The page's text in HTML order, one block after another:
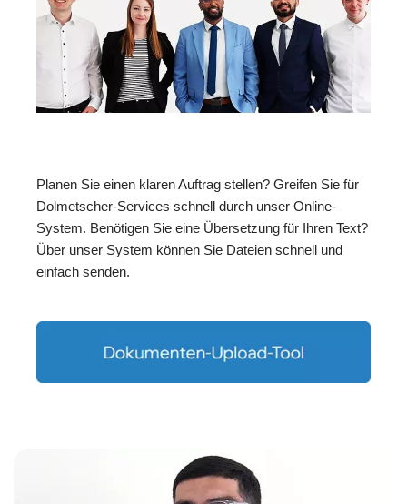
Planen Sie einen klaren Auftrag stellen? Greifen Sie für
Dolmetscher-Services schnell durch unser Online-
System. Benötigen Sie eine Übersetzung für Ihren Text?
Über unser System können Sie Dateien schnell und
einfach senden.